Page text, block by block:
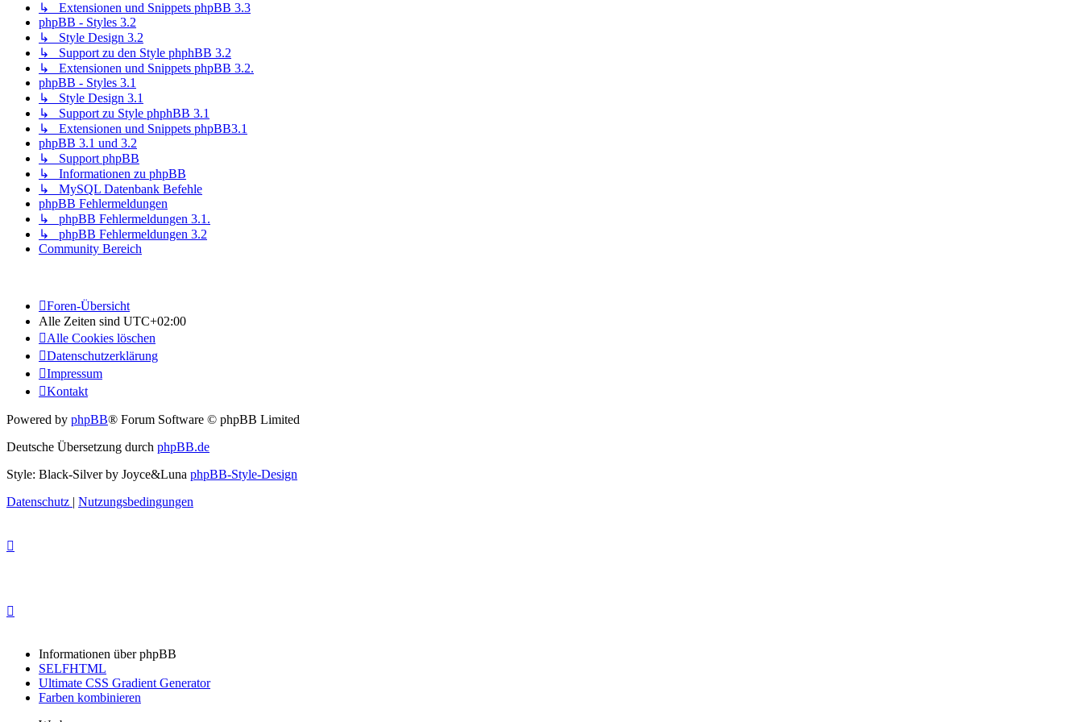
↳ Extensionen und Snippets phpBB 3.3
phpBB - Styles 3.2
↳ Style Design 3.2
↳ Support zu den Style phphBB 3.2
↳ Extensionen und Snippets phpBB 3.2.
phpBB - Styles 3.1
↳ Style Design 3.1
↳ Support zu Style phphBB 3.1
↳ Extensionen und Snippets phpBB3.1
phpBB 3.1 und 3.2
↳ Support phpBB
↳ Informationen zu phpBB
↳ MySQL Datenbank Befehle
phpBB Fehlermeldungen
↳ phpBB Fehlermeldungen 3.1.
↳ phpBB Fehlermeldungen 3.2
Community Bereich
Foren-Übersicht
Alle Zeiten sind UTC+02:00
Alle Cookies löschen
Datenschutzerklärung
Impressum
Kontakt
Powered by phpBB® Forum Software © phpBB Limited
Deutsche Übersetzung durch phpBB.de
Style: Black-Silver by Joyce&Luna phpBB-Style-Design
Datenschutz | Nutzungsbedingungen
Informationen über phpBB
SELFHTML
Ultimate CSS Gradient Generator
Farben kombinieren